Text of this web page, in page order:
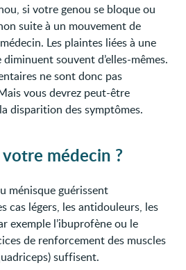
si votre genou se bloque ou
suite à un mouvement de
Les plaintes liées à une
souvent d’elles-mêmes.
ne sont donc pas
vous devrez peut-être
disparition des symptômes.
médecin ?
ménisque guérissent
cas légers, les antidouleurs, les
exemple l’ibuprofène ou le
de renforcement des muscles
suffisent.